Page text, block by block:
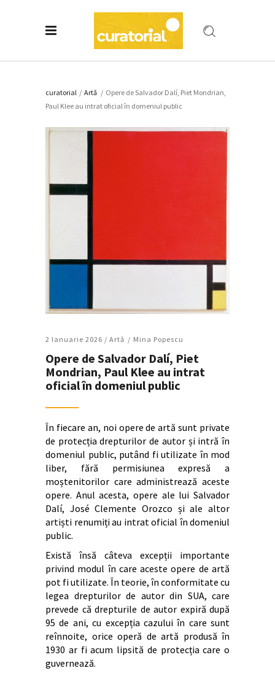
curatorial / Artǎ / Opere de Salvador Dalí, Piet Mondrian,
Paul Klee au intrat oficial în domeniul public
2 Ianuarie 2026 / Artǎ Mina Popescu
Opere de Salvador Dalí, Piet
Mondrian, Paul Klee au intrat
oficial în domeniul public
În fiecare an, noi opere de artă sunt private
de protecția drepturilor de autor și intră în
domeniul public, putând fi utilizate în mod
liber, fără permisiunea expresă a
moștenitorilor care administrează aceste
opere. Anul acesta, opere ale lui Salvador
Dalí, José Clemente Orozco și ale altor
artiști renumiți au intrat oficial în domeniul
public.
Există însă câteva excepții importante
privind modul în care aceste opere de artă
pot fi utilizate. În teorie, în conformitate cu
legea drepturilor de autor din SUA, care
prevede că drepturile de autor expiră după
95 de ani, cu excepția cazului în care sunt
reînnoite, orice operă de artă produsă în
1930 ar fi acum lipsită de protecția care o
guvernează.